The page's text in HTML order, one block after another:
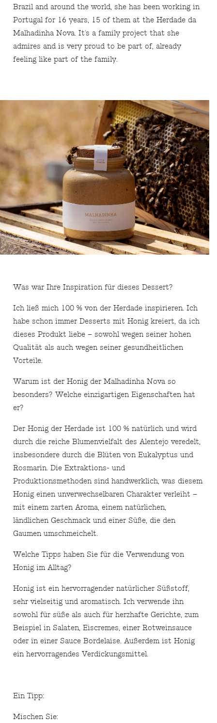
Brazil and around the world, she has been working in
Portugal for 16 years, 15 of them at the Herdade da
Malhadinha Nova. It's a family project that she
admires and is very proud to be part of, already
feeling like part of the family.
Was war Ihre Inspiration für dieses Dessert?
Ich ließ mich 100 % von der Herdade inspirieren. Ich
habe schon immer Desserts mit Honig kreiert, da ich
dieses Produkt liebe – sowohl wegen seiner hohen
Qualität als auch wegen seiner gesundheitlichen
Vorteile.
Warum ist der Honig der Malhadinha Nova so
besonders? Welche einzigartigen Eigenschaften hat
er?
Der Honig der Herdade ist 100 % natürlich und wird
durch die reiche Blumenvielfalt des Alentejo veredelt,
insbesondere durch die Blüten von Eukalyptus und
Rosmarin. Die Extraktions- und
Produktionsmethoden sind handwerklich, was diesem
Honig einen unverwechselbaren Charakter verleiht –
mit einem zarten Aroma, einem natürlichen,
ländlichen Geschmack und einer Süße, die den
Gaumen umschmeichelt.
Welche Tipps haben Sie für die Verwendung von
Honig im Alltag?
Honig ist ein hervorragender natürlicher Süßstoff,
sehr vielseitig und aromatisch. Ich verwende ihn
sowohl für süße als auch für herzhafte Gerichte, zum
Beispiel in Salaten, Eiscremes, einer Rotweinsauce
oder in einer Sauce Bordelaise. Außerdem ist Honig
ein hervorragendes Verdickungsmittel.
Ein Tipp:
Mischen Sie: